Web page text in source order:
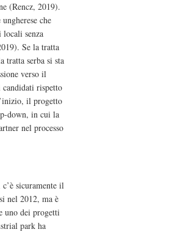
(Rencz, 2019).
che
senza
Se la tratta
tratta serba si sta
verso il
rispetto
il progetto
down, in cui la
nel processo
sicuramente il
nel 2012, ma è
uno dei progetti
park ha